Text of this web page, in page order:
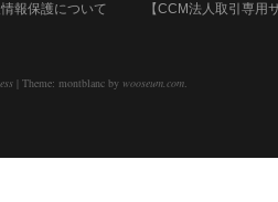
報保護について 【CCM法人取引専用
|Theme: montblanc by wooseum.com.